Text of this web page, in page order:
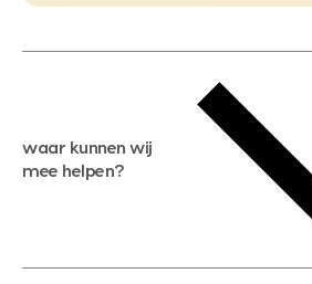
waar kunnen wij
mee helpen?